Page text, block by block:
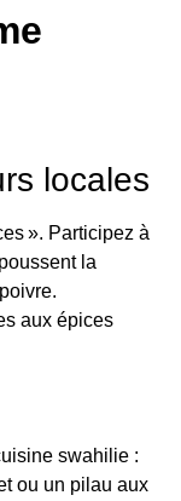
locales
». Participez à
la
aux épices
swahilie :
ou un pilau aux